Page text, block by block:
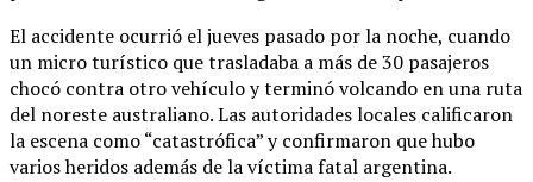
El accidente ocurrió el jueves pasado por la noche, cuando
un micro turístico que trasladaba a más de 30 pasajeros
chocó contra otro vehículo y terminó volcando en una ruta
del noreste australiano. Las autoridades locales calificaron
la escena como “catastrófica” y confirmaron que hubo
varios heridos además de la víctima fatal argentina.